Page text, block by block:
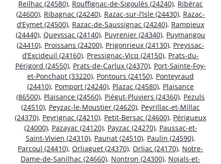
Reilhac (24580), Rouffignac-de-Sigoulès (24240), Ribérac
(24600), Ribagnac (24240), Razac-sur-l’Isle (24430), Razac-
d’Eymet (24500), Razac-de-Saussignac (24240), Rampieux
(24440), Queyssac (24140), Puyrenier (24340), Puymangou
(24410), Proissans (24200), Prigonrieux (24130), Preyssac-
d’Excideuil (24160), Pressignac-Vicq (24150), Prats-du-
Périgord (24550), Prats-de-Carlux (24370), Port-Sainte-Foy-
et-Ponchapt (33220), Pontours (24150), Ponteyraud
(24410), Pomport (24240), Plazac (24580), Plaisance
(86500), Plaisance (24560), Piégut-Pluviers (24360), Pezuls
(24510), Peyzac-le-Moustier (24620), Peyrillac-et-Millac
(24370), Peyrignac (24210), Petit-Bersac (24600), Périgueux
(24000), Pazayac (24120), Payzac (24270), Paussac-et-
Saint-Vivien (24310), Paunat (24510), Paulin (24590),
Parcoul (24410), Orliaguet (24370), Orliac (24170), Notre-
Dame-de-Sanilhac (24660), Nontron (24300), Nojals-et-